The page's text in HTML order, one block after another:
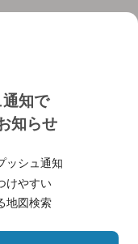
知で
知らせ
ッシュ通知
けやすい
地図検索
利用規約
採用情報